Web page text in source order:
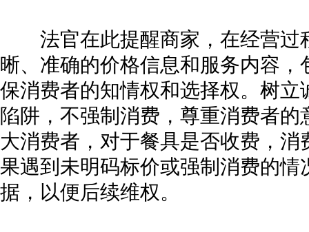
法官在此提醒商家，在经营过
晰、准确的价格信息和服务内容
保消费者的知情权和选择权。树
陷阱，不强制消费，尊重消费者
大消费者，对于餐具是否收费，
果遇到未明码标价或强制消费的
据，以便后续维权。